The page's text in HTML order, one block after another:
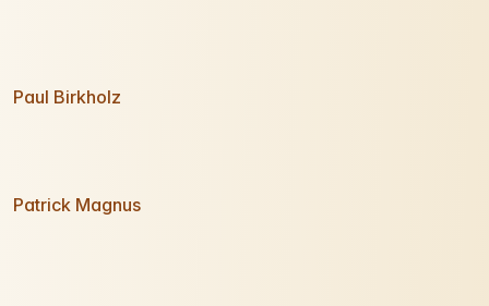
Paul Birkholz
Patrick Magnus